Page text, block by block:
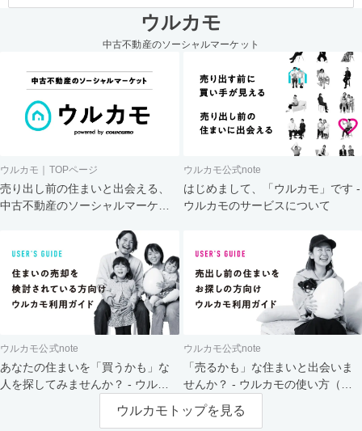
ウルカモ
中古不動産のソーシャルマーケット
ウルカモ｜TOPページ
売り出し前の住まいと出会える、
中古不動産のソーシャルマーケッ
ウルカモ公式note
はじめまして、「ウルカモ」です -
ウルカモのサービスについて
ウルカモ公式note
あなたの住まいを「買うかも」な
人を探してみませんか？ - ウルカ
ウルカモ公式note
「売るかも」な住まいと出会いま
せんか？ - ウルカモの使い方（買
主さま向け）
ウルカモトップを見る